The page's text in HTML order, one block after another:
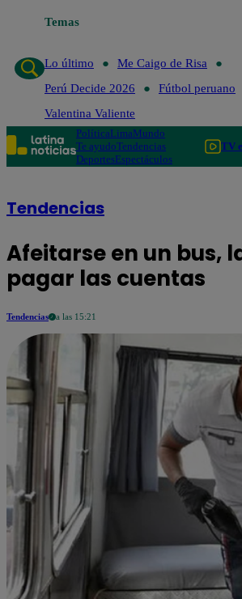
Temas
Lo último
Me Caigo de Risa
Perú Decide 2026
Fútbol peruano
Valentina Valiente
PolíticaLimaMundo
Te ayudoTendencias
DeportesEspectáculos
TV
Tendencias
Afeitarse en un bus,
pagar las cuentas
Tendencias a las 15:21